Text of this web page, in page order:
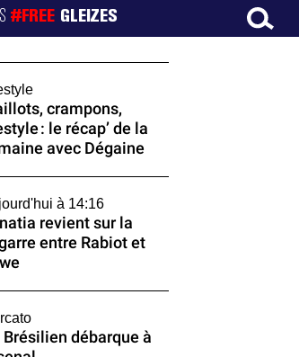
#FREE GLEIZES
crampons,
: le récap’ de la
avec Dégaine
à 14:16
revient sur la
entre Rabiot et
Brésilien débarque à